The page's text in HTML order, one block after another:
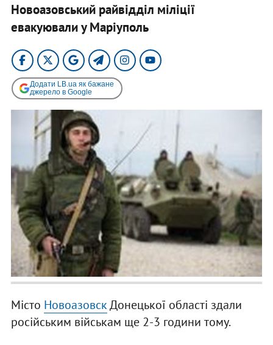
Новоазовський райвідділ міліції
евакуювали у Маріуполь
Додати LB.ua як бажане
джерело в Google
Місто НовоазовскДонецької області здали
російським військам ще 2-3 години тому.